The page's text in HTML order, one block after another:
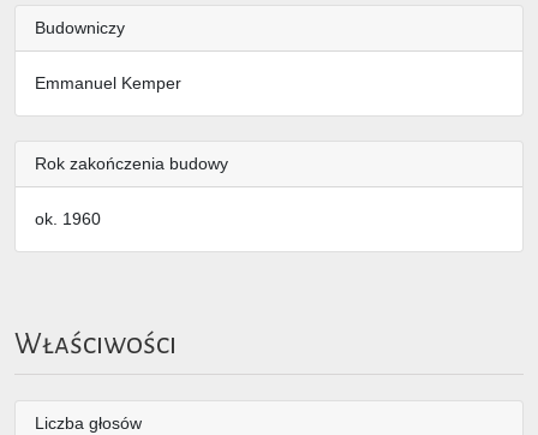
Budowniczy
Emmanuel Kemper
Rok zakończenia budowy
ok. 1960
Właściwości
Liczba głosów